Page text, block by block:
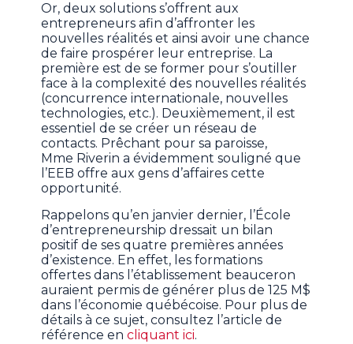
Or, deux solutions s’offrent aux
entrepreneurs afin d’affronter les
nouvelles réalités et ainsi avoir une chance
de faire prospérer leur entreprise. La
première est de se former pour s’outiller
face à la complexité des nouvelles réalités
(concurrence internationale, nouvelles
technologies, etc.). Deuxièmement, il est
essentiel de se créer un réseau de
contacts. Prêchant pour sa paroisse,
Mme Riverin a évidemment souligné que
l’EEB offre aux gens d’affaires cette
opportunité.
Rappelons qu’en janvier dernier, l’École
d’entrepreneurship dressait un bilan
positif de ses quatre premières années
d’existence. En effet, les formations
offertes dans l’établissement beauceron
auraient permis de générer plus de 125 M$
dans l’économie québécoise. Pour plus de
détails à ce sujet, consultez l’article de
référence encliquant ici.